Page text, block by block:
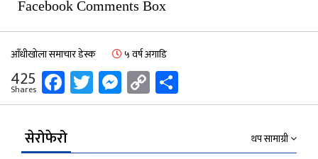
Facebook Comments Box
आँधीखोला समाचार डेस्क ५ वर्ष अगाडि
425
Shares Facebook
Twitter
Messenger
Copy
Link
सेरोफेरो थप सामाग्री